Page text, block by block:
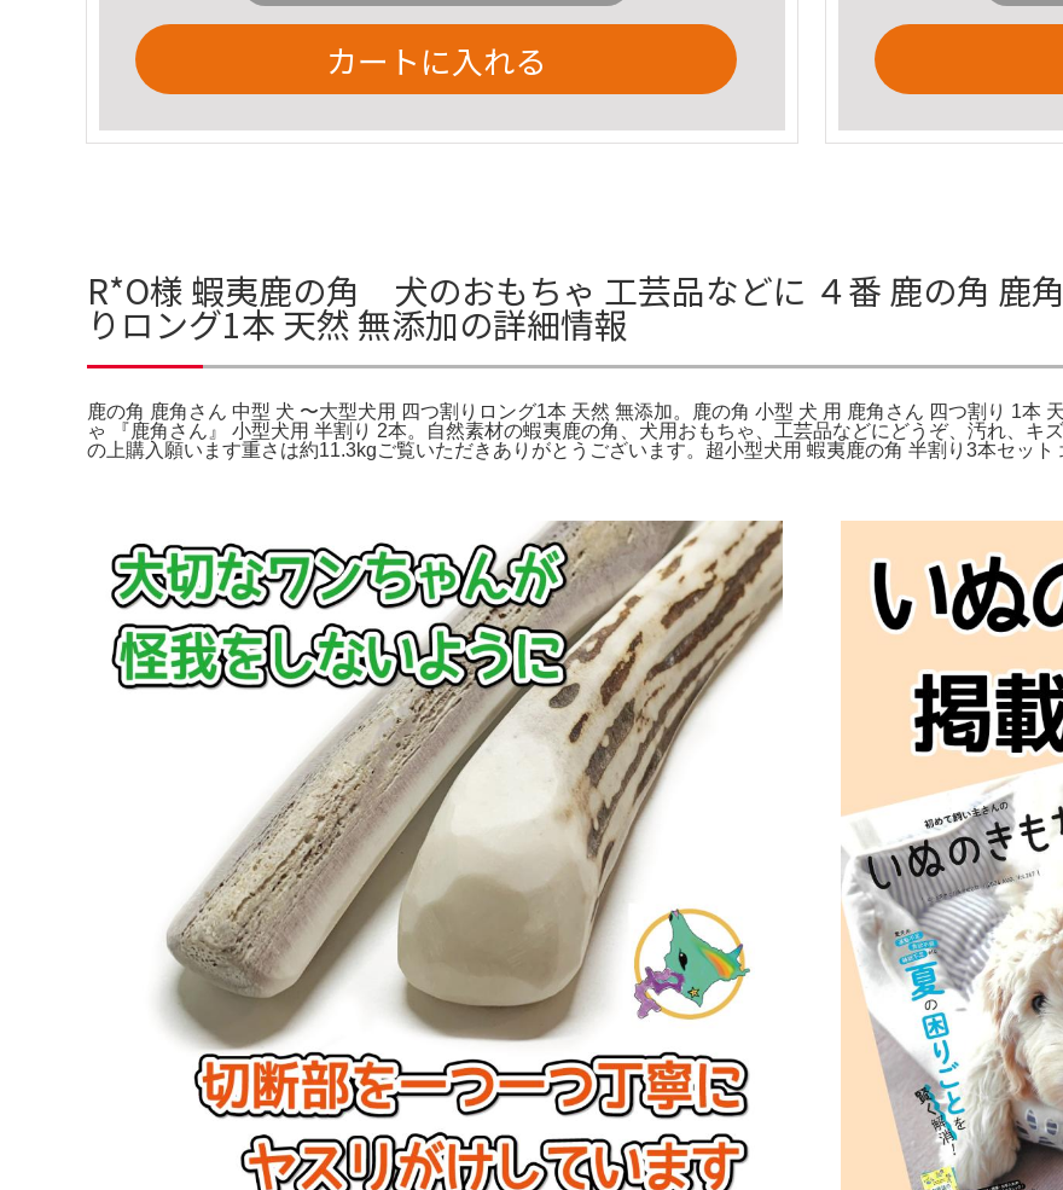
カートに入れる
R*O様 蝦夷鹿の角 犬のおもちゃ 工芸品などに ４番 鹿の角 鹿
りロング1本 天然 無添加の詳細情報
鹿の角 鹿角さん 中型 犬 〜大型犬用 四つ割りロング1本 天然 無添加。鹿の角 小型 犬 用 鹿角さん 四つ割り 1本
ゃ 『鹿角さん』 小型犬用 半割り 2本。自然素材の蝦夷鹿の角、犬用おもちゃ、工芸品などにどうぞ、汚れ、キ
の上購入願います重さは約11.3kgご覧いただきありがとうございます。超小型犬用 蝦夷鹿の角 半割り3本セット